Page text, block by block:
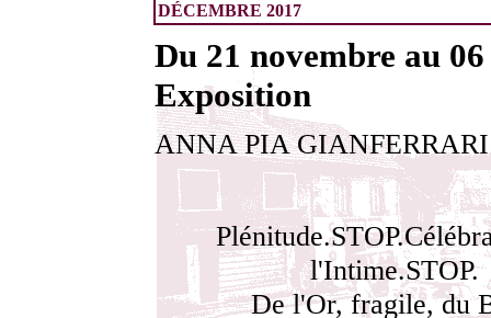
DÉCEMBRE 2017
Du 21 novembre au
Exposition
ANNA PIA GIANFERRARI
l'Intime.STOP.
De l'Or, fragile, du